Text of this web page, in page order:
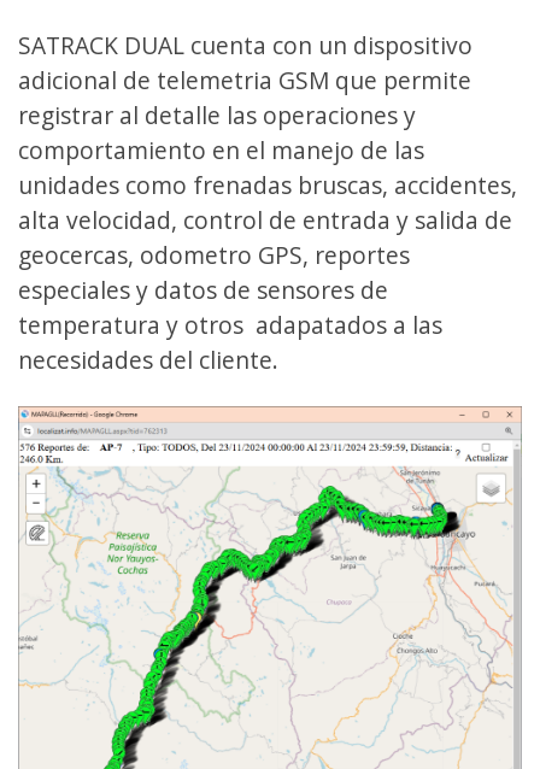
SATRACK DUAL cuenta con un dispositivo
adicional de telemetria GSM que permite
registrar al detalle las operaciones y
comportamiento en el manejo de las
unidades como frenadas bruscas, accidentes,
alta velocidad, control de entrada y salida de
geocercas, odometro GPS, reportes
especiales y datos de sensores de
temperatura y otros adapatados a las
necesidades del cliente.